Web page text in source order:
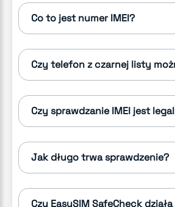
Co to jest numer IMEI?
Czy telefon z czarnej listy
Czy sprawdzanie IMEI jest
Jak długo trwa sprawdzenie?
Czy EasySIM SafeCheck